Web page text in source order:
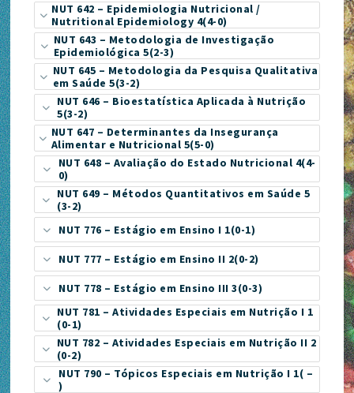
NUT 642 – Epidemiologia Nutricional /
Nutritional Epidemiology 4(4-0)
NUT 643 – Metodologia de Investigação
Epidemiológica 5(2-3)
NUT 645 – Metodologia da Pesquisa Qualitativa
em Saúde 5(3-2)
NUT 646 – Bioestatística Aplicada à Nutrição
5(3-2)
NUT 647 – Determinantes da Insegurança
Alimentar e Nutricional 5(5-0)
NUT 648 – Avaliação do Estado Nutricional 4(4-
0)
NUT 649 – Métodos Quantitativos em Saúde 5
(3-2)
NUT 776 – Estágio em Ensino I 1(0-1)
NUT 777 – Estágio em Ensino II 2(0-2)
NUT 778 – Estágio em Ensino III 3(0-3)
NUT 781 – Atividades Especiais em Nutrição I 1
(0-1)
NUT 782 – Atividades Especiais em Nutrição II 2
(0-2)
NUT 790 – Tópicos Especiais em Nutrição I 1( –
)